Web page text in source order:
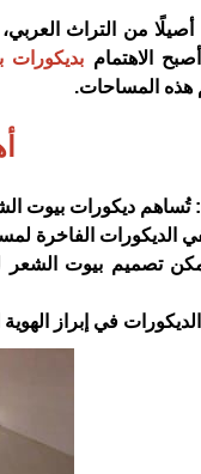
من التراث
الاهتمام بديكورات
هذه المساحات.
ديكورات بيوت
الديكورات الفاخرة
تصميم بيوت الشعر
في إبراز